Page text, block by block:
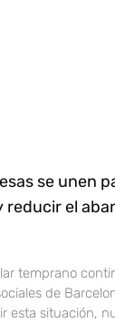
se unen
el
temprano
de
esta situación,